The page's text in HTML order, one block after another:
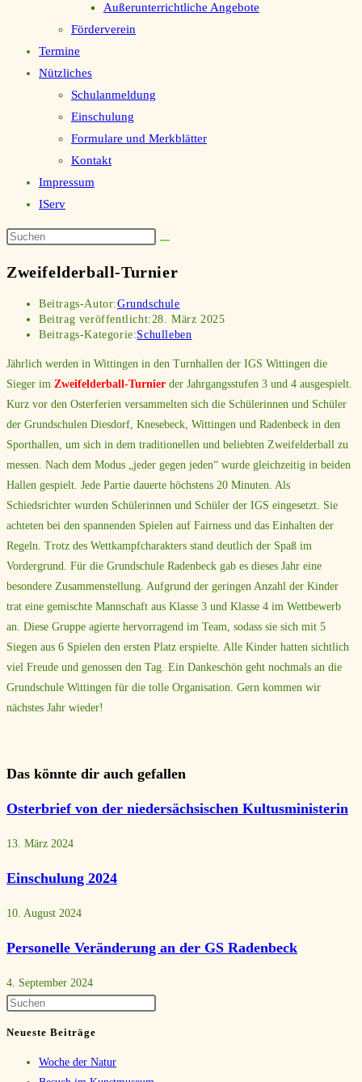
Außerunterrichtliche Angebote
Förderverein
Termine
Nützliches
Schulanmeldung
Einschulung
Formulare und Merkblätter
Kontakt
Impressum
IServ
Zweifelderball-Turnier
Beitrags-Autor:Grundschule
Beitrag veröffentlicht:28. März 2025
Beitrags-Kategorie:Schulleben
Jährlich werden in Wittingen in den Turnhallen der IGS Wittingen die
Sieger im Zweifelderball-Turnier der Jahrgangsstufen 3 und 4 ausgespielt.
Kurz vor den Osterferien versammelten sich die Schülerinnen und Schüler
der Grundschulen Diesdorf, Knesebeck, Wittingen und Radenbeck in den
Sporthallen, um sich in dem traditionellen und beliebten Zweifelderball zu
messen. Nach dem Modus „jeder gegen jeden“ wurde gleichzeitig in beiden
Hallen gespielt. Jede Partie dauerte höchstens 20 Minuten. Als
Schiedsrichter wurden Schülerinnen und Schüler der IGS eingesetzt. Sie
achteten bei den spannenden Spielen auf Fairness und das Einhalten der
Regeln. Trotz des Wettkampfcharakters stand deutlich der Spaß im
Vordergrund. Für die Grundschule Radenbeck gab es dieses Jahr eine
besondere Zusammenstellung. Aufgrund der geringen Anzahl der Kinder
trat eine gemischte Mannschaft aus Klasse 3 und Klasse 4 im Wettbewerb
an. Diese Gruppe agierte hervorragend im Team, sodass sie sich mit 5
Siegen aus 6 Spielen den ersten Platz erspielte. Alle Kinder hatten sichtlich
viel Freude und genossen den Tag. Ein Dankeschön geht nochmals an die
Grundschule Wittingen für die tolle Organisation. Gern kommen wir
nächstes Jahr wieder!
Das könnte dir auch gefallen
Osterbrief von der niedersächsischen Kultusministerin
13. März 2024
Einschulung 2024
10. August 2024
Personelle Veränderung an der GS Radenbeck
4. September 2024
Neueste Beiträge
Woche der Natur